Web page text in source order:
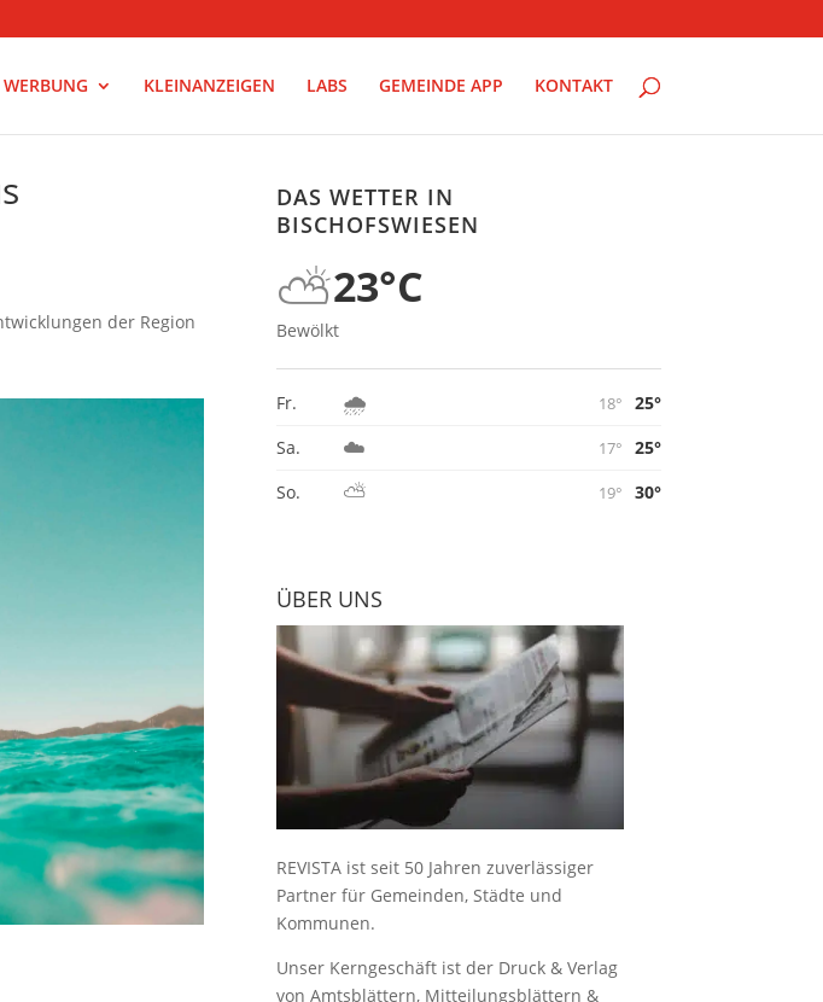
WERBUNG KLEINANZEIGEN LABS GEMEINDE APP KONTAKT
der Region
DAS WETTER IN
BISCHOFSWIESEN
⛅23°C
Bewölkt
Fr. 🌧️ 18°
25°
Sa.
☁️ 17°
25°
So.
⛅ 19° 30°
ÜBER UNS
REVISTA ist seit 50 Jahren zuverlässiger
Partner für Gemeinden, Städte und
Kommunen.
Unser Kerngeschäft ist der Druck & Verlag
von Amtsblättern, Mitteilungsblättern &